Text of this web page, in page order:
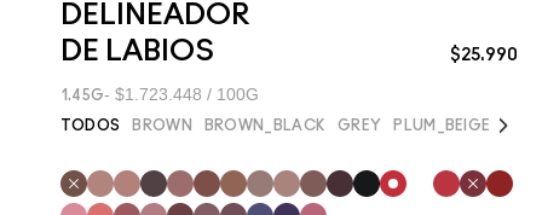
DELINEADOR
DE LABIOS
$25.990
1.45G $1.723.448 / 100G
TODOS BROWN BROWN_BLACK GREY PLUM_BEIGE Next